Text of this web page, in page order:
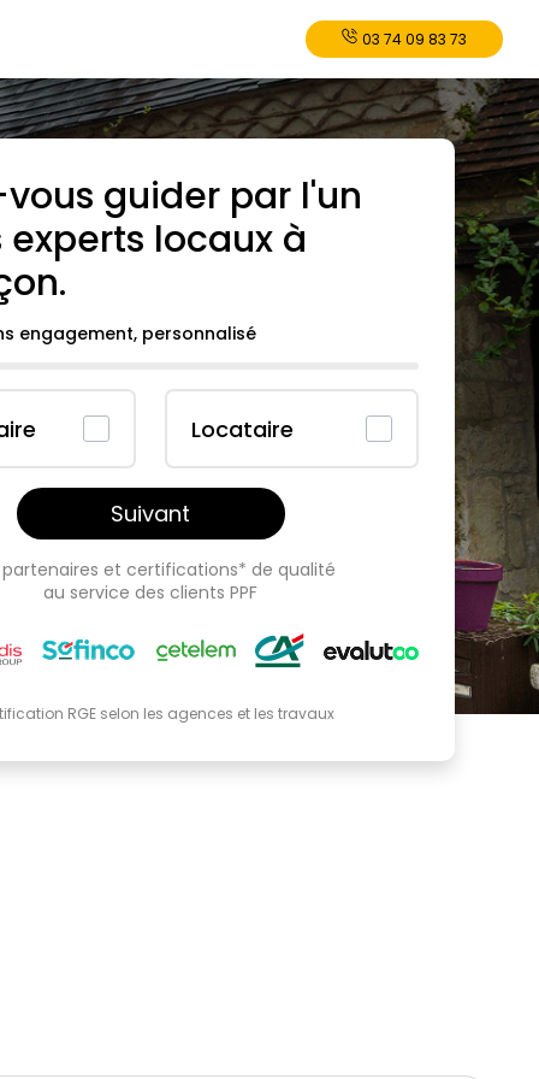
03 74 09 83 73
guider par l'un
experts locaux à
.
engagement, personnalisé
Locataire
Suivant
partenaires et certifications* de qualité
au service des clients PPF
RGE selon les agences et les travaux